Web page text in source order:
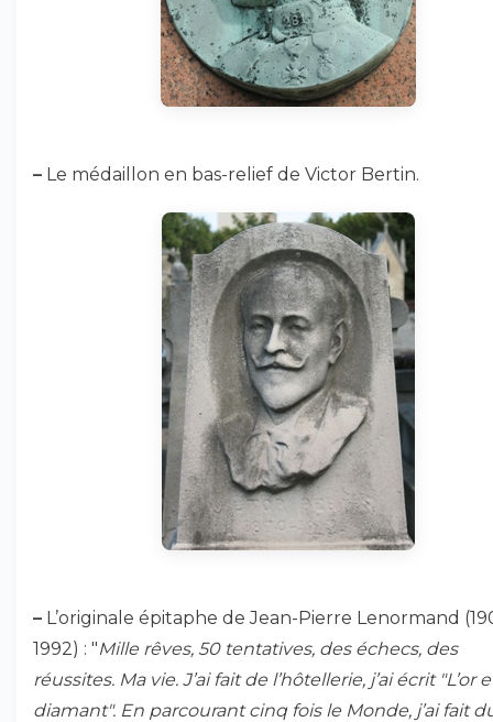
– Le médaillon en bas-relief de Victor Bertin.
– L’originale épitaphe de Jean-Pierre Lenormand
1992) : "Mille rêves, 50 tentatives, des échecs, des
réussites. Ma vie. J’ai fait de l’hôtellerie, j’ai écrit "L’or
diamant". En parcourant cinq fois le Monde, j’ai fait